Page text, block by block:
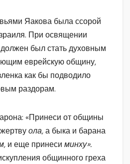
Яакова была ссорой
При освящении
был стать духовным
еврейскую общину,
как бы подводило
раздорам.
«Принеси от общины
ола,а быка и барана
и еще принеси минху».
общинного греха